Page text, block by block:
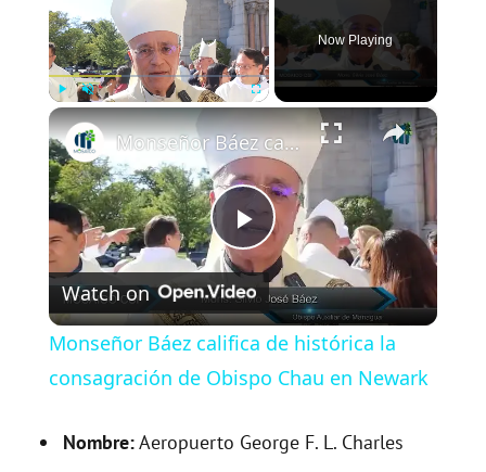
Now Playing
×
P
l
a
y
Monseñor Báez califica de histórica la consagración de Obispo Chau en Newark
Watch on
Monseñor Báez califica de histórica la
consagración de Obispo Chau en Newark
Nombre:Aeropuerto George F. L. Charles